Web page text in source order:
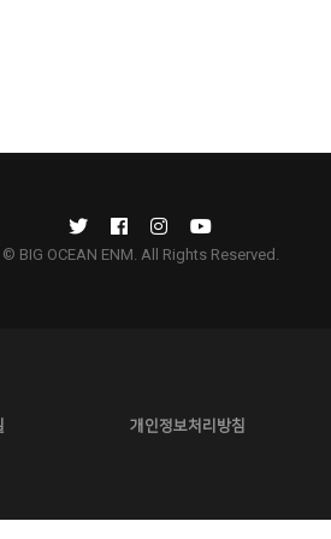
© BIG OCEAN ENM. All Rights Reserved.
개인정보처리방침